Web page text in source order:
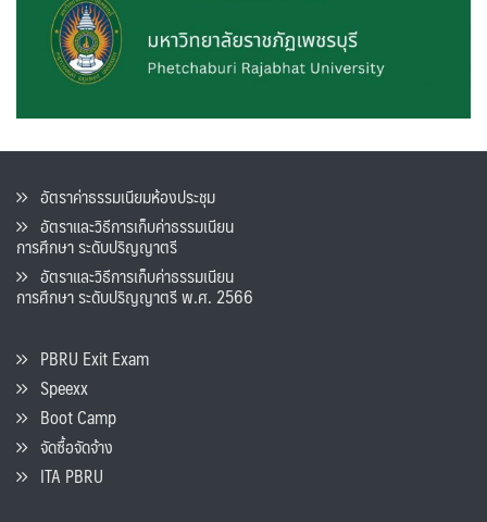
อัตราค่าธรรมเนียมห้องประชุม
อัตราและวิธีการเก็บค่าธรรมเนียน
การศึกษา ระดับปริญญาตรี
อัตราและวิธีการเก็บค่าธรรมเนียน
การศึกษา ระดับปริญญาตรี พ.ศ. 2566
PBRU Exit Exam
Speexx
Boot Camp
จัดซื้อจัดจ้าง
ITA PBRU